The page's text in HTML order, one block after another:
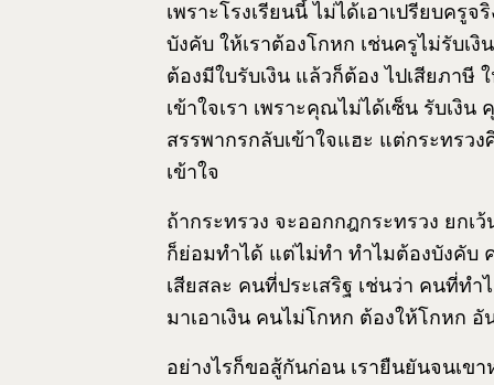
เพราะโรงเรียนนี้ ไม่ได้เอาเปรียบค
บังคับ ให้เราต้องโกหก เช่นครูไม่รับเ
ต้องมีใบรับเงิน แล้วก็ต้อง ไปเสียภา
เข้าใจเรา เพราะคุณไม่ได้เซ็น รับเงิ
สรรพากรกลับเข้าใจแฮะ แต่กระทรว
เข้าใจ
ถ้ากระทรวง จะออกกฎกระทรวง ยกเ
ก็ย่อมทำได้ แต่ไม่ทำ ทำไมต้องบังคับ
เสียสละ คนที่ประเสริฐ เช่นว่า คนที่ท
มาเอาเงิน คนไม่โกหก ต้องให้โกหก
อย่างไรก็ขอสู้กันก่อน เรายืนยันจนเข